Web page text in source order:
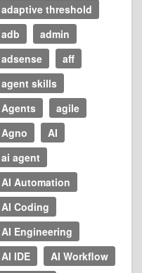
adaptive threshold
adb
admin
adsense
aff
agent skills
Agents
agile
Agno
AI
ai agent
AI Automation
AI Coding
AI Engineering
AI IDE
AI Workflow